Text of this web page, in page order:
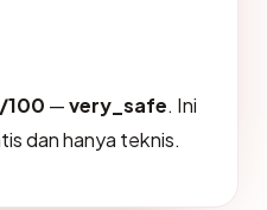
100 —very_safe. Ini
dan hanya teknis.